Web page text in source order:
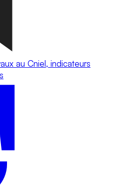
au Cniel, indicateurs